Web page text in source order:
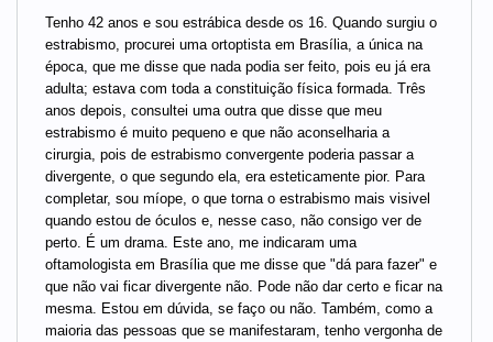
Tenho 42 anos e sou estrábica desde os 16. Quando surgiu o
estrabismo, procurei uma ortoptista em Brasília, a única na
época, que me disse que nada podia ser feito, pois eu já era
adulta; estava com toda a constituição física formada. Três
anos depois, consultei uma outra que disse que meu
estrabismo é muito pequeno e que não aconselharia a
cirurgia, pois de estrabismo convergente poderia passar a
divergente, o que segundo ela, era esteticamente pior. Para
completar, sou míope, o que torna o estrabismo mais visivel
quando estou de óculos e, nesse caso, não consigo ver de
perto. É um drama. Este ano, me indicaram uma
oftamologista em Brasília que me disse que "dá para fazer" e
que não vai ficar divergente não. Pode não dar certo e ficar na
mesma. Estou em dúvida, se faço ou não. Também, como a
maioria das pessoas que se manifestaram, tenho vergonha de